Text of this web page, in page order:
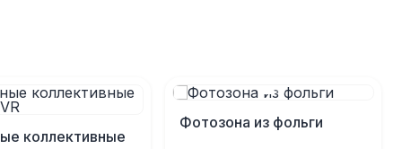
коллективные
Фотозона из фольги